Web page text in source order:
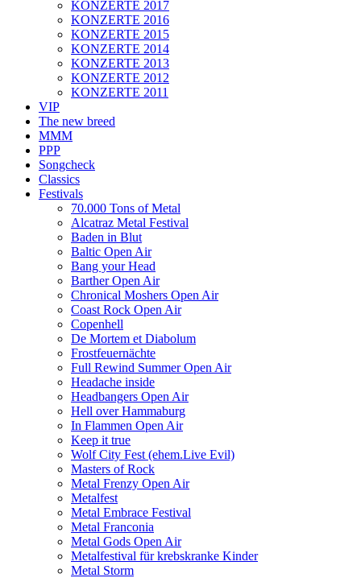
KONZERTE 2017
KONZERTE 2016
KONZERTE 2015
KONZERTE 2014
KONZERTE 2013
KONZERTE 2012
KONZERTE 2011
VIP
The new breed
MMM
PPP
Songcheck
Classics
Festivals
70.000 Tons of Metal
Alcatraz Metal Festival
Baden in Blut
Baltic Open Air
Bang your Head
Barther Open Air
Chronical Moshers Open Air
Coast Rock Open Air
Copenhell
De Mortem et Diabolum
Frostfeuernächte
Full Rewind Summer Open Air
Headache inside
Headbangers Open Air
Hell over Hammaburg
In Flammen Open Air
Keep it true
Wolf City Fest (ehem.Live Evil)
Masters of Rock
Metal Frenzy Open Air
Metalfest
Metal Embrace Festival
Metal Franconia
Metal Gods Open Air
Metalfestival für krebskranke Kinder
Metal Storm